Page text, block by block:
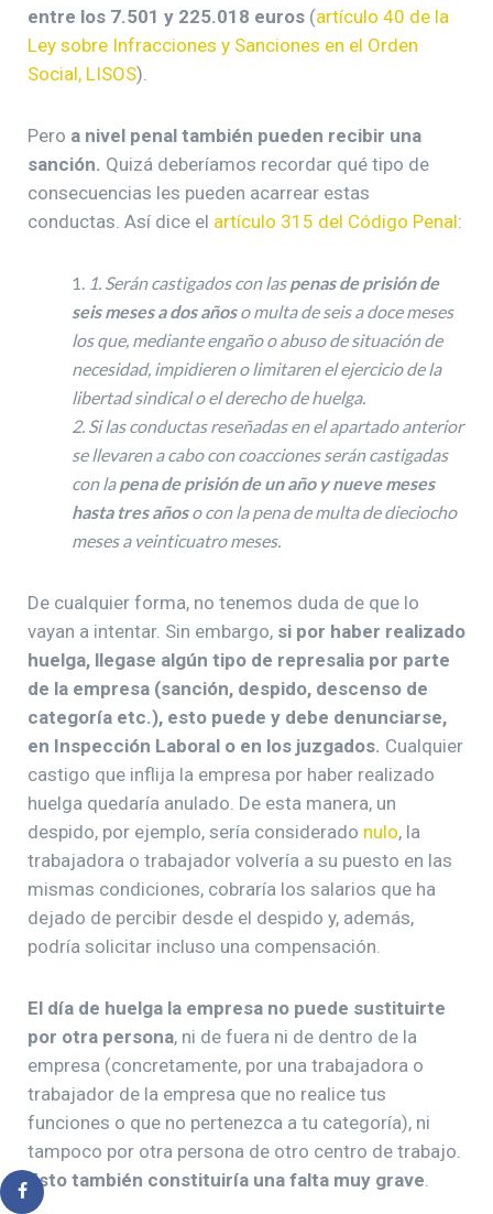
entre los 7.501 y 225.018 euros (artículo 40 de la
Ley sobre Infracciones y Sanciones en el Orden
Social, LISOS).
Pero a nivel penal también pueden recibir una
sanción. Quizá deberíamos recordar qué tipo de
consecuencias les pueden acarrear estas
conductas. Así dice el artículo 315 del Código Penal:
1. Serán castigados con laspenas de prisión de
seis meses a dos añoso multa de seis a doce meses
los que, mediante engaño o abuso de situación de
necesidad, impidieren o limitaren el ejercicio de la
libertad sindical o el derecho de huelga.
2. Si las conductas reseñadas en el apartado anterior
se llevaren a cabo con coacciones serán castigadas
con lapena de prisión de un año y nueve meses
hasta tres añoso con la pena de multa de dieciocho
meses a veinticuatro meses.
De cualquier forma, no tenemos duda de que lo
vayan a intentar. Sin embargo, si por haber realizado
huelga, llegase algún tipo de represalia por parte
de la empresa (sanción, despido, descenso de
categoría etc.), esto puede y debe denunciarse,
en Inspección Laboral o en los juzgados. Cualquier
castigo que inflija la empresa por haber realizado
huelga quedaría anulado. De esta manera, un
despido, por ejemplo, sería considerado nulo, la
trabajadora o trabajador volvería a su puesto en las
mismas condiciones, cobraría los salarios que ha
dejado de percibir desde el despido y, además,
podría solicitar incluso una compensación.
El día de huelga la empresa no puede sustituirte
por otra persona, ni de fuera ni de dentro de la
empresa (concretamente, por una trabajadora o
trabajador de la empresa que no realice tus
funciones o que no pertenezca a tu categoría), ni
tampoco por otra persona de otro centro de trabajo.
Esto también constituiría una falta muy grave